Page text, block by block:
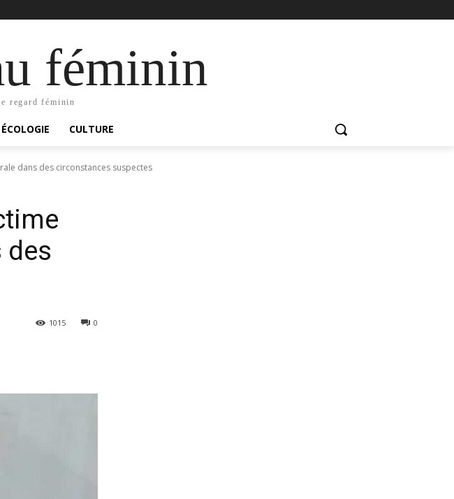
féminin
regard féminin
ÉCOLOGIE CULTURE
dans des circonstances suspectes
des
0
1015